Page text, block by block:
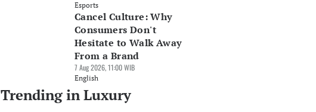
Esports
Cancel Culture: Why
Consumers Don't
Hesitate to Walk Away
From a Brand
7 Aug 2026, 11:00 WIB
English
Trending in Luxury